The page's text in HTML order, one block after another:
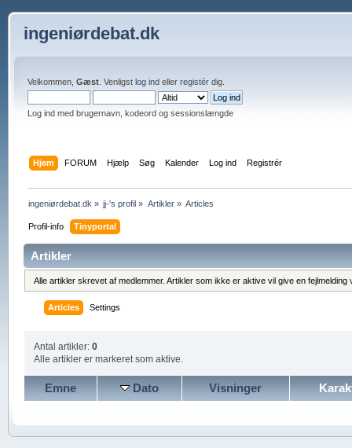
ingeniørdebat.dk
Velkommen, Gæst. Venligst log indeller registérdig.
Log ind med brugernavn, kodeord og sessionslængde
Hjem FORUM Hjælp Søg Kalender Log ind Registrér
ingeniørdebat.dk » jj-'s profil » Artikler» Articles
Profil-info Tinyportal
Artikler
Alle artikler skrevet af medlemmer. Artikler som ikke er aktive vil give en
Articles Settings
Antal artikler:0
Alle artikler er markeret som aktive.
Emne Dato Visninger